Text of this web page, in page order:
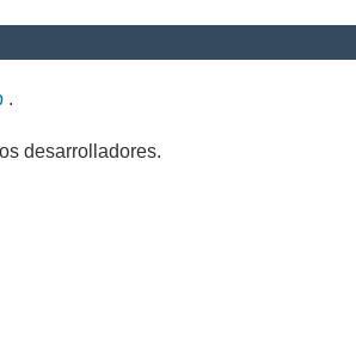
.
desarrolladores.